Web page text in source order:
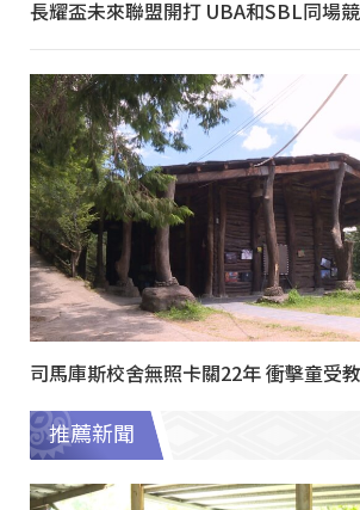
長耀盃未來聯盟開打 UBA和SBL同場
司馬庫斯校舍無照卡關22年 衝擊童受
推薦新聞